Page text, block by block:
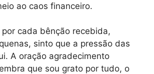
ao caos financeiro.
cada bênção recebida,
sinto que a pressão das
A oração agradecimento
que sou grato por tudo, o